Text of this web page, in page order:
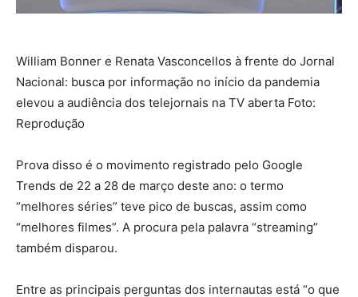
William Bonner e Renata Vasconcellos à frente do Jornal
Nacional: busca por informação no início da pandemia
elevou a audiência dos telejornais na TV aberta Foto:
Reprodução
Prova disso é o movimento registrado pelo Google
Trends de 22 a 28 de março deste ano: o termo
“melhores séries” teve pico de buscas, assim como
“melhores filmes”. A procura pela palavra “streaming”
também disparou.
Entre as principais perguntas dos internautas está “o que